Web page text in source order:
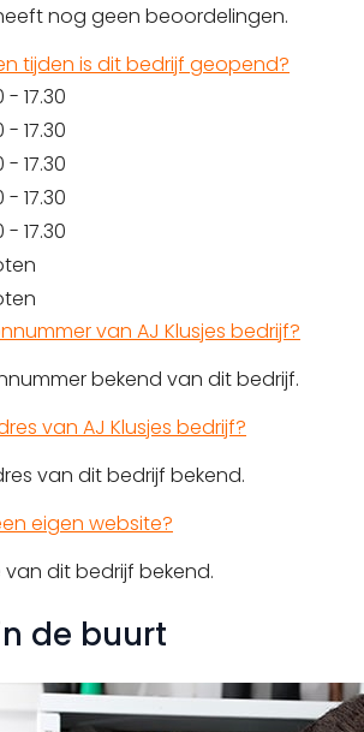
nog geen beoordelingen.
tijden is dit bedrijf geopend?
- 17.30
- 17.30
- 17.30
- 17.30
- 17.30
van AJ Klusjes bedrijf?
bekend van dit bedrijf.
van AJ Klusjes bedrijf?
van dit bedrijf bekend.
eigen website?
van dit bedrijf bekend.
de buurt